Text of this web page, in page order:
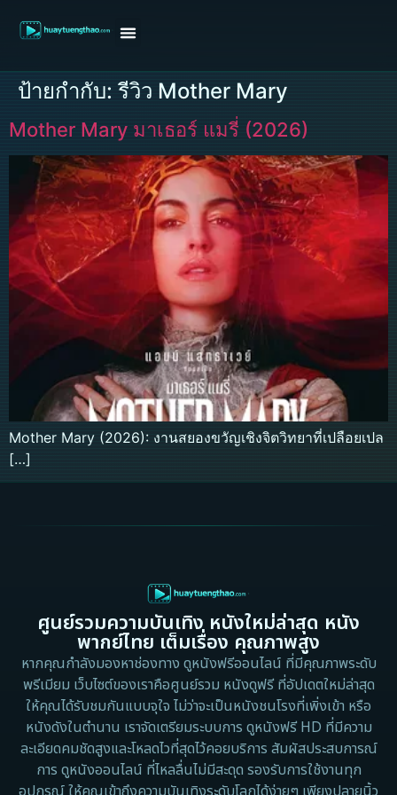
ป้ายกำกับ: รีวิว Mother Mary
Mother Mary มาเธอร์ แมรี่ (2026)
Mother Mary (2026): งานสยองขวัญเชิงจิตวิทยาที่เปลือยเปล
[…]
ศูนย์รวมความบันเทิง หนังใหม่ล่าสุด หนัง
พากย์ไทย เต็มเรื่อง คุณภาพสูง
หากคุณกำลังมองหาช่องทาง ดูหนังฟรีออนไลน์ ที่มีคุณภาพระดับ
พรีเมียม เว็บไซต์ของเราคือศูนย์รวม หนังดูฟรี ที่อัปเดตใหม่ล่าสุด
ให้คุณได้รับชมกันแบบจุใจ ไม่ว่าจะเป็นหนังชนโรงที่เพิ่งเข้า หรือ
หนังดังในตำนาน เราจัดเตรียมระบบการ ดูหนังฟรี HD ที่มีความ
ละเอียดคมชัดสูงและโหลดไวที่สุดไว้คอยบริการ สัมผัสประสบการณ์
การ ดูหนังออนไลน์ ที่ไหลลื่นไม่มีสะดุด รองรับการใช้งานทุก